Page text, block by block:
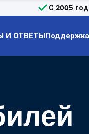
С 2005
И ОТВЕТЫ